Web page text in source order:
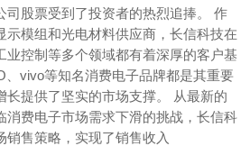
司股票受到了投资者的热烈追捧。 作
示模组和光电材料供应商，长信科技在
业控制等多个领域都有着深厚的客户基
、vivo等知名消费电子品牌都是其重要
长提供了坚实的市场支撑。 从最新的
消费电子市场需求下滑的挑战，长信科
销售策略，实现了销售收入